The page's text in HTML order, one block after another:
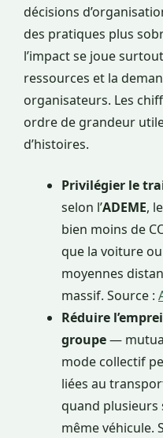
décisions
des pratiques plus
l’impact se joue
ressources et la
organisateurs. Les
ordre de grandeur
d’histoires.
Privilégier le
selon l’ADEME,
bien moins de
que la voiture
moyennes
massif. Source :
Réduire
groupe—
mode collectif
liées au
quand
même véhicule.